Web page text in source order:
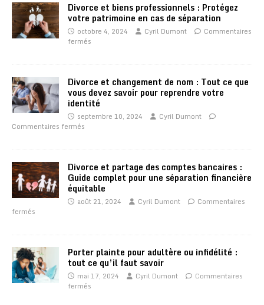
Divorce et biens professionnels : Protégez
votre patrimoine en cas de séparation
octobre 4, 2024 Cyril Dumont
Commentaires
fermés
Divorce et changement de nom : Tout ce que
vous devez savoir pour reprendre votre
identité
septembre 10, 2024
Cyril Dumont
Commentaires fermés
Divorce et partage des comptes bancaires :
Guide complet pour une séparation financière
équitable
août 21, 2024 Cyril Dumont
Commentaires
fermés
Porter plainte pour adultère ou infidélité :
tout ce qu’il faut savoir
mai 17, 2024 Cyril Dumont
Commentaires
fermés